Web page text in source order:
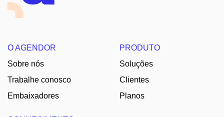
O AGENDOR
Sobre nós
Trabalhe conosco
Embaixadores
PRODUTO
Soluções
Clientes
Planos